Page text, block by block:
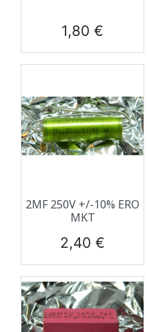
Prix
1,80 €
2ΜF 250V +/-10% ERO
MKT
Prix
2,40 €